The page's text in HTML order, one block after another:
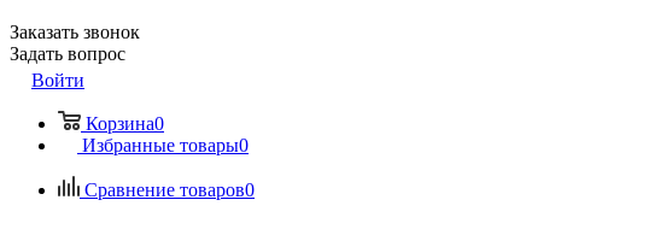
Заказать звонок
Задать вопрос
Войти
Корзина0
Избранные товары0
Сравнение товаров0